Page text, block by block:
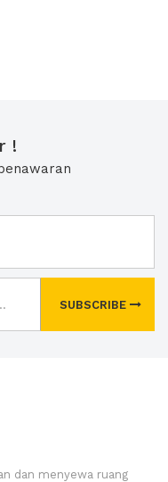
!
SUBSCRIBE
dan menyewa ruang